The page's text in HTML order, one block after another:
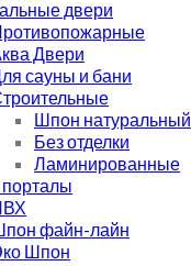
двери
Двери
сауны и бани
Шпон натуральный
Без отделки
Ламинированные
файн-лайн
Шпон